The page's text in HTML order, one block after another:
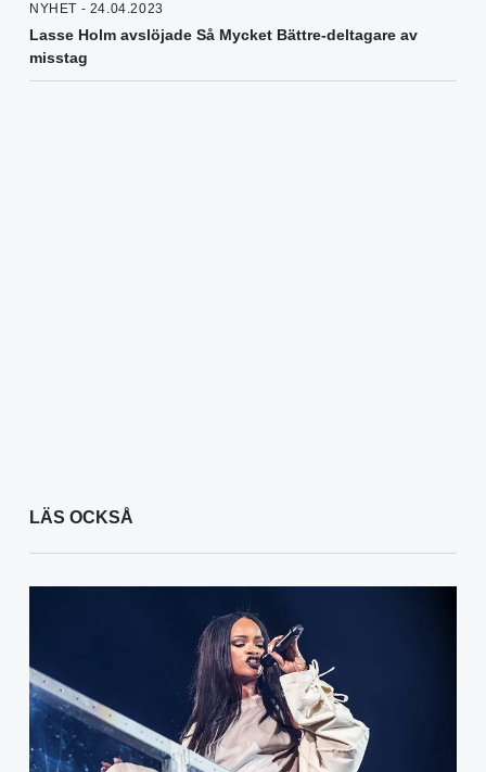
NYHET - 24.04.2023
Lasse Holm avslöjade Så Mycket Bättre-deltagare av
misstag
LÄS OCKSÅ